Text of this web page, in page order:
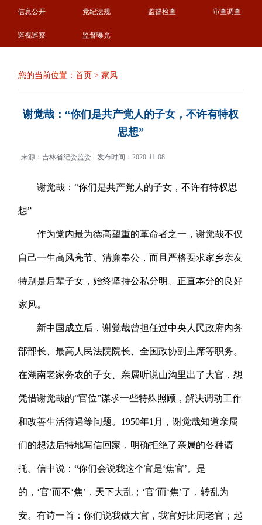
信息公开 党纪法规 监督检查 审查调查
巡视巡察 监督曝光
您的当前位置：首页 >家风
谢觉哉：“你们是共产党人的子女，不许有特权
思想”
来源：吉林省纪委监委 发布时间：2020-11-08
谢觉哉：“你们是共产党人的子女，不许有特权思
想”
作为党内最为德高望重的革命者之一，谢觉哉不仅
自己一生高风亮节、清廉奉公，而且严格要求家乡亲友
特别是后辈子女，始终坚持公私分明、正直本分的良好
家风。
新中国成立后，谢觉哉曾担任过中央人民政府内务
部部长、最高人民法院院长、全国政协副主席等职务。
在湖南老家务农的子女、亲属听说山沟里出了大官，想
凭借谢觉哉的“官位”谋求一些特殊照顾，解决调动工作
和改善生活待遇等问题。1950年1月，谢觉哉知道亲属
们的想法后特地写信回家，明确拒绝了亲属的各种请
托。信中说：“你们会说我这个官是‘焦官’。是
的，‘官’而不‘焦’，天下大乱；‘官’而‘焦’了，转乱为
安。有诗一首：你们说我做大官，我官好比周老官；起